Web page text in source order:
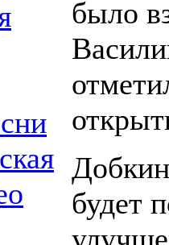
было
Добкин
будет